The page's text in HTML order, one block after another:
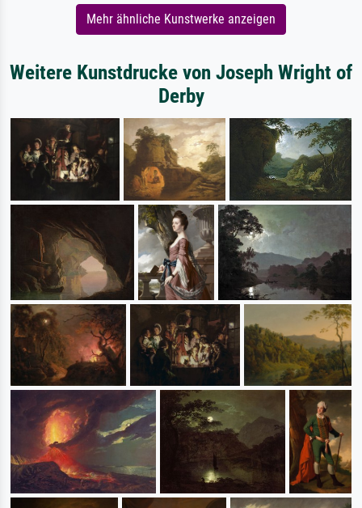
Mehr ähnliche Kunstwerke anzeigen
Weitere Kunstdrucke von Joseph Wright of
Derby